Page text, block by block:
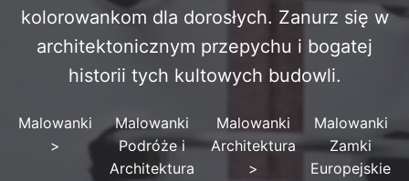
kolorowankom dla dorosłych. Zanurz się w
architektonicznym przepychu i bogatej
historii tych kultowych budowli.
Malowanki
>
Malowanki
Podróże i
Architektura
Malowanki
Architektura
>
Malowanki
Zamki
Europejskie